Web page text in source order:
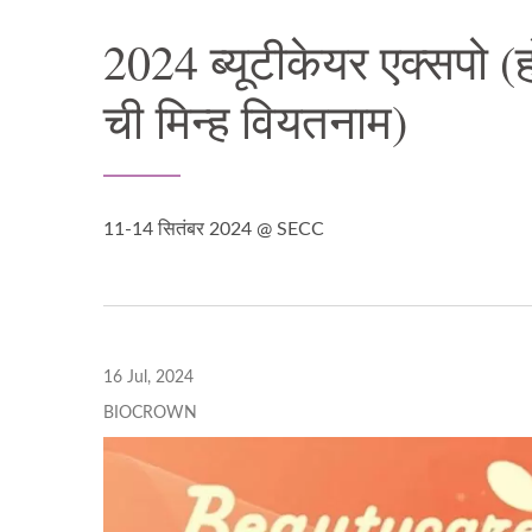
2024 ब्यूटीकेयर एक्सपो
ची मिन्ह वियतनाम)
11-14 सितंबर 2024 @ SECC
16 Jul, 2024
BIOCROWN